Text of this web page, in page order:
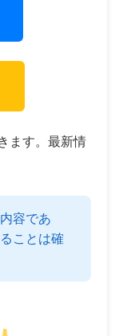
ます。最新情
容であ
ことは確